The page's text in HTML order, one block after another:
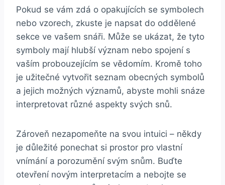
Pokud se vám zdá o opakujících se symbolech
⁣nebo vzorech,⁣ zkuste je napsat do‍ oddělené
sekce ve vašem snáři. ⁤Může se ‍ukázat, že⁣ tyto
symboly mají hlubší význam nebo spojení s
vaším probouzejícím se vědomím. Kromě toho
je užitečné vytvořit seznam obecných symbolů
a jejich možných významů, abyste mohli ​snáze
interpretovat různé⁣ aspekty svých ‍snů.
Zároveň nezapomeňte na‌ svou intuici – někdy
je ​důležité ponechat si prostor ⁢pro vlastní
vnímání a porozumění svým snům. Buďte
otevření ‍novým interpretacím​ a nebojte se